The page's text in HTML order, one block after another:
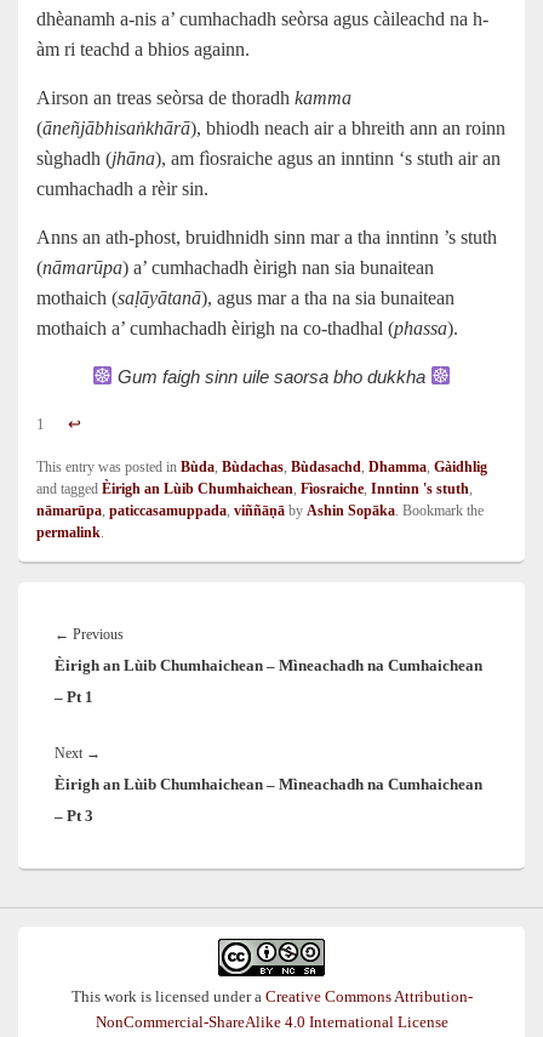
dhèanamh a-nis a’ cumhachadh seòrsa agus càileachd na h-
àm ri teachd a bhios againn.
Airson an treas seòrsa de thoradh kamma
(āneñjābhisaṅkhārā), bhiodh neach air a bhreith ann an roinn
sùghadh (jhāna), am fìosraiche agus an inntinn ‘s stuth air an
cumhachadh a rèir sin.
Anns an ath-phost, bruidhnidh sinn mar a tha inntinn ’s stuth
(nāmarūpa) a’ cumhachadh èirigh nan sia bunaitean
mothaich (saḷāyātanā), agus mar a tha na sia bunaitean
mothaich a’ cumhachadh èirigh na co-thadhal (phassa).
Gum faigh sinn uile saorsa bho dukkha
1 ↩︎
This entry was posted in Bùda Bùdachas Bùdasachd Dhamma Gàidhlig
and tagged Èirigh an Lùib Chumhaichean Fìosraiche Inntinn 's stuth
nāmarūpa paticcasamuppada viññāṇā by Ashin Sopāka . Bookmark the
permalink
navigation
← Previous
post:
Èirigh an Lùib Chumhaichean – Mìneachadh na Cumhaichean
– Pt 1
Next →
post:
Èirigh an Lùib Chumhaichean – Mìneachadh na Cumhaichean
– Pt 3
This work is licensed under a Creative Commons Attribution-
NonCommercial-ShareAlike 4.0 International License